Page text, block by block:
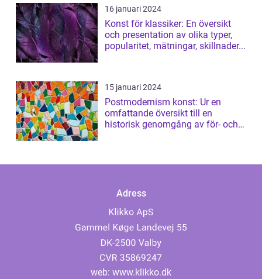
16 januari 2024
Konst för klassiker: En översikt
och presentation av olika typer,
popularitet, mätningar, skillnader...
15 januari 2024
Postmodernism konst: Ur en
omfattande översikt till en
historisk genomgång av för- och
Adress
web: www.klikko.dk